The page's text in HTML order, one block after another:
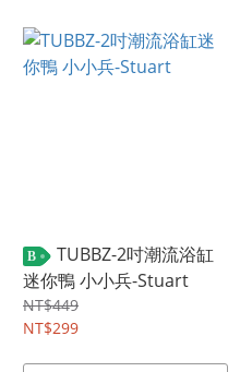
B
TUBBZ-2吋潮流浴缸
迷你鴨 小小兵-Stuart
NT$449
NT$299